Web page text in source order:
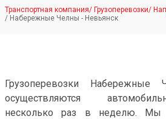
Транспортная компания/ Грузоперевозки/
/ Набережные Челны - Невьянск
Грузоперевозки
осуществляются
несколько раз в неделю. Мы